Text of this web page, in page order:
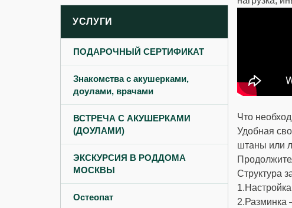
УСЛУГИ
ПОДАРОЧНЫЙ СЕРТИФИКАТ
Знакомства с акушерками,
доулами, врачами
ВСТРЕЧА С АКУШЕРКАМИ
(ДОУЛАМИ)
ЭКСКУРСИЯ В РОДДОМА
МОСКВЫ
Остеопат
Что
Удобная
штаны или
Структура
2.Разминка